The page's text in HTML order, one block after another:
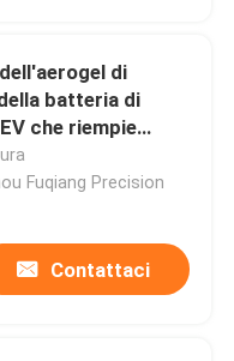
di
batteria di
che riempie
termica bassa
Fuqiang Precision
Contattaci